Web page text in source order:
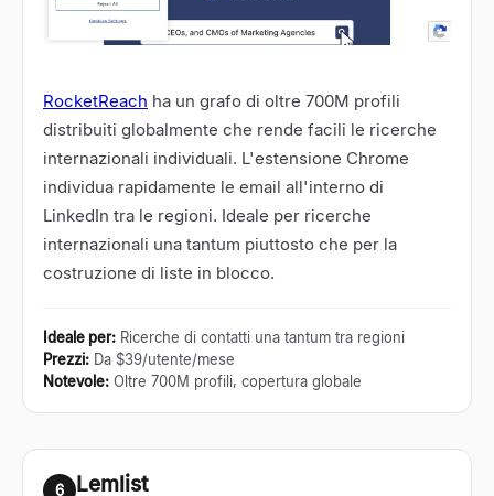
RocketReach ha un grafo di oltre 700M profili
distribuiti globalmente che rende facili le ricerche
internazionali individuali. L'estensione Chrome
individua rapidamente le email all'interno di
LinkedIn tra le regioni. Ideale per ricerche
internazionali una tantum piuttosto che per la
costruzione di liste in blocco.
Ideale per: Ricerche di contatti una tantum tra regioni
Prezzi: Da $39/utente/mese
Notevole: Oltre 700M profili, copertura globale
6 Lemlist